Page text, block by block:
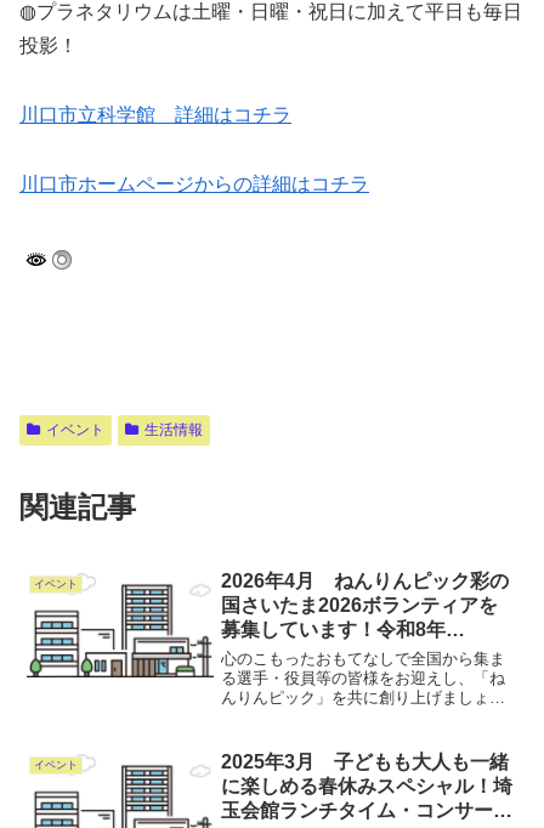
◍プラネタリウムは土曜・日曜・祝日に加えて平日も毎日
投影！
川口市立科学館 詳細はコチラ
川口市ホームページからの詳細はコチラ
イベント 生活情報
関連記事
イベント
2026年4月 ねんりんピック彩の
国さいたま2026ボランティアを
募集しています！令和8年
5/31（日）まで
心のこもったおもてなしで全国から集ま
る選手・役員等の皆様をお迎えし、「ね
んりんピック」を共に創り上げましょう
イベント
2025年3月 子どもも大人も一緒
に楽しめる春休みスペシャル！埼
玉会館ランチタイム・コンサート